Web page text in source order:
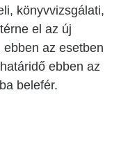
könyvvizsgálati,
el az új
az esetben
ebben az
belefér.